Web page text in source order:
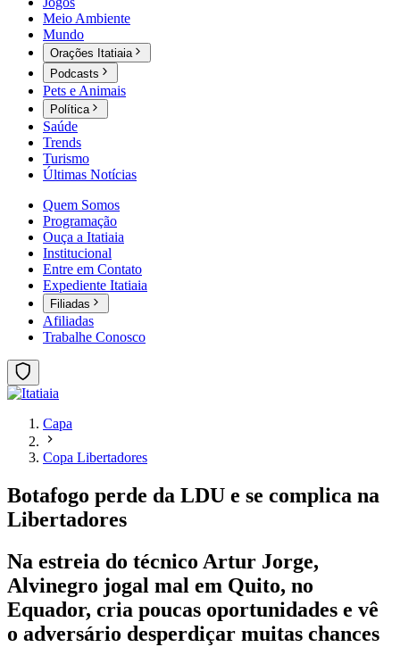
Meio Ambiente
Mundo
Orações Itatiaia
Podcasts
Pets e Animais
Política
Saúde
Trends
Turismo
Últimas Notícias
Quem Somos
Programação
Ouça a Itatiaia
Institucional
Entre em Contato
Expediente Itatiaia
Filiadas
Afiliadas
Trabalhe Conosco
Capa
Copa Libertadores
Botafogo perde da LDU e se complica na
Libertadores
Na estreia do técnico Artur Jorge,
Alvinegro jogal mal em Quito, no
Equador, cria poucas oportunidades e vê
o adversário desperdiçar muitas chances